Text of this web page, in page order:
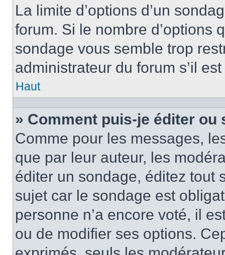
La limite d’options d’un
forum. Si le nombre d’options
sondage vous semble trop
administrateur du forum s’il
Haut
» Comment puis-je éditer ou
Comme pour les messages,
que par leur auteur, les
éditer un sondage, éditez tout
sujet car le sondage est
personne n’a encore voté, il
ou de modifier ses options.